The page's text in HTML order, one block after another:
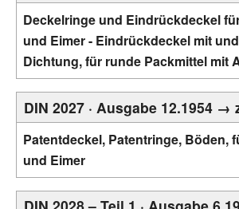
Deckelringe und Eindrückdeckel
und Eimer - Eindrückdeckel mit
Dichtung, für runde Packmittel mit
DIN 2027 · Ausgabe 12.1954
Patentdeckel, Patentringe, Böden,
und Eimer